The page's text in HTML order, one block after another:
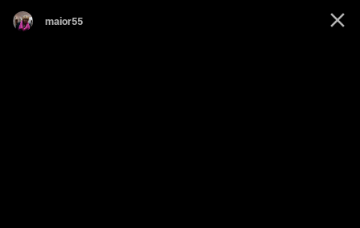
maior55